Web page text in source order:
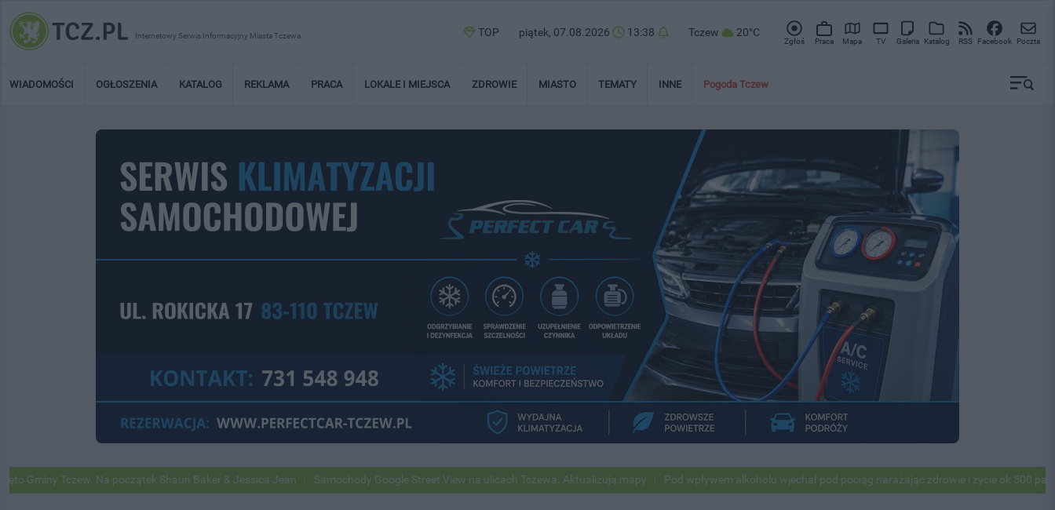
Internetowy Serwis Informacyjny Miasta Tczewa TOP piątek, 07.08.2026 13:38 Tczew 20°C
Zgłoś Praca Mapa TV Galeria Katalog RSS Facebook Poczta
WIADOMOŚCI OGŁOSZENIA KATALOG REKLAMA PRACA LOKALE I MIEJSCA ZDROWIE MIASTO TEMATY INNE Pogoda Tczew
Tczew. Na początek Shaun Baker & Jessica Jean Samochody Google Street View na ulicach Tczewa. Aktualizują mapy Pod wpływem alkoholu wjechał pod pociąg narażając zdrowie i życie ok 500 pasażerów!